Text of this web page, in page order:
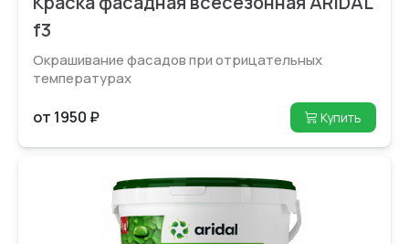
f3
Окрашивание фасадов при отрица­тельных
температурах
от 1950 ₽ Купить